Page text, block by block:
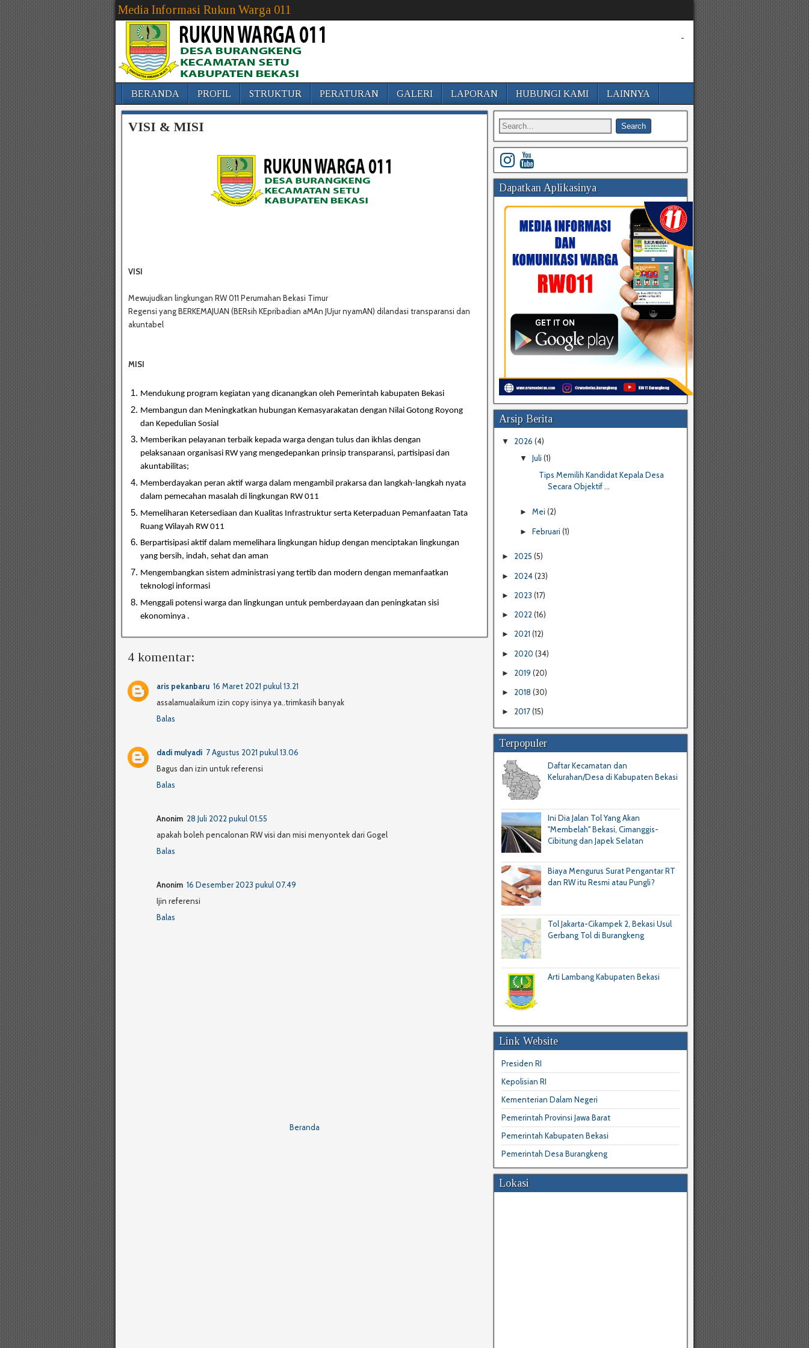
Media Informasi Rukun Warga 011
-
BERANDA PROFIL STRUKTUR PERATURAN GALERI LAPORAN HUBUNGI KAMI LAINNYA
VISI & MISI
VISI
Mewujudkan lingkungan RW 011 Perumahan Bekasi Timur
Regensi yang BERKEMAJUAN (BERsih KEpribadian aMAn JUjur nyamAN) dilandasi transparansi dan
akuntabel
MISI
Mendukung program kegiatan yang dicanangkan oleh Pemerintah kabupaten Bekasi
Membangun dan Meningkatkan hubungan Kemasyarakatan dengan Nilai Gotong Royong
dan Kepedulian Sosial
Memberikan pelayanan terbaik kepada warga dengan tulus dan ikhlas dengan
pelaksanaan organisasi RW yang mengedepankan prinsip transparansi, partisipasi dan
akuntabilitas;
Memberdayakan peran aktif warga dalam mengambil prakarsa dan langkah-langkah nyata
dalam pemecahan masalah di lingkungan RW 011
Memeliharan Ketersediaan dan Kualitas Infrastruktur serta Keterpaduan Pemanfaatan Tata
Ruang Wilayah RW 011
Berpartisipasi aktif dalam memelihara lingkungan hidup dengan menciptakan lingkungan
yang bersih, indah, sehat dan aman
Mengembangkan sistem administrasi yang tertib dan modern dengan memanfaatkan
teknologi informasi
Menggali potensi warga dan lingkungan untuk pemberdayaan dan peningkatan sisi
ekonominya .
4 komentar:
aris pekanbaru 16 Maret 2021 pukul 13.21
assalamualaikum izin copy isinya ya..trimkasih banyak
Balas
dadi mulyadi 7 Agustus 2021 pukul 13.06
Bagus dan izin untuk referensi
Balas
Anonim 28 Juli 2022 pukul 01.55
apakah boleh pencalonan RW visi dan misi menyontek dari Gogel
Balas
Anonim 16 Desember 2023 pukul 07.49
Ijin referensi
Balas
Beranda
Dapatkan Aplikasinya
Arsip Berita
▼ 2026 (4)
▼ Juli(1)
Tips Memilih Kandidat Kepala Desa
Secara Objektif ...
►Mei(2)
► Februari(1)
► 2025 (5)
► 2024(23)
► 2023 (17)
► 2022 (16)
► 2021 (12)
► 2020 (34)
► 2019 (20)
► 2018 (30)
► 2017(15)
Terpopuler
Daftar Kecamatan dan
Kelurahan/Desa di Kabupaten Bekasi
Ini Dia Jalan Tol Yang Akan
"Membelah" Bekasi, Cimanggis-
Cibitung dan Japek Selatan
Biaya Mengurus Surat Pengantar RT
dan RW itu Resmi atau Pungli?
Tol Jakarta-Cikampek 2, Bekasi Usul
Gerbang Tol di Burangkeng
Arti Lambang Kabupaten Bekasi
Link Website
Presiden RI
Kepolisian RI
Kementerian Dalam Negeri
Pemerintah Provinsi Jawa Barat
Pemerintah Kabupaten Bekasi
Pemerintah Desa Burangkeng
Lokasi